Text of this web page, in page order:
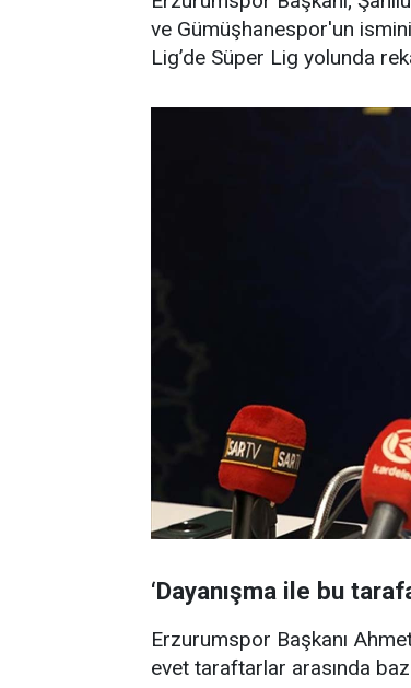
ve Gümüşhanespor'un
Lig’de Süper Lig yolunda
‘Dayanışma ile bu
Erzurumspor Başkanı
evet taraftarlar arasında